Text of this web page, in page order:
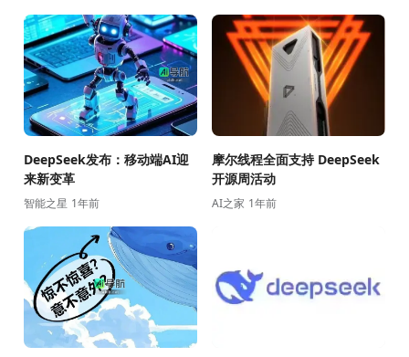
DeepSeek发布：移动端AI迎
来新变革
智能之星 1年前
摩尔线程全面支持 DeepSeek
开源周活动
AI之家 1年前